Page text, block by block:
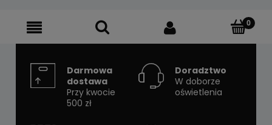
Darmowa
dostawa
Przy kwocie
500 zł
Doradztwo
W doborze
oświetlenia